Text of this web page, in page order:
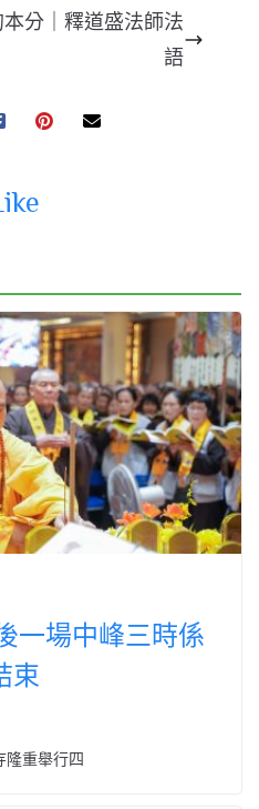
本分｜釋道盛法師法
語
一場中峰三時係
束
隆重舉行四